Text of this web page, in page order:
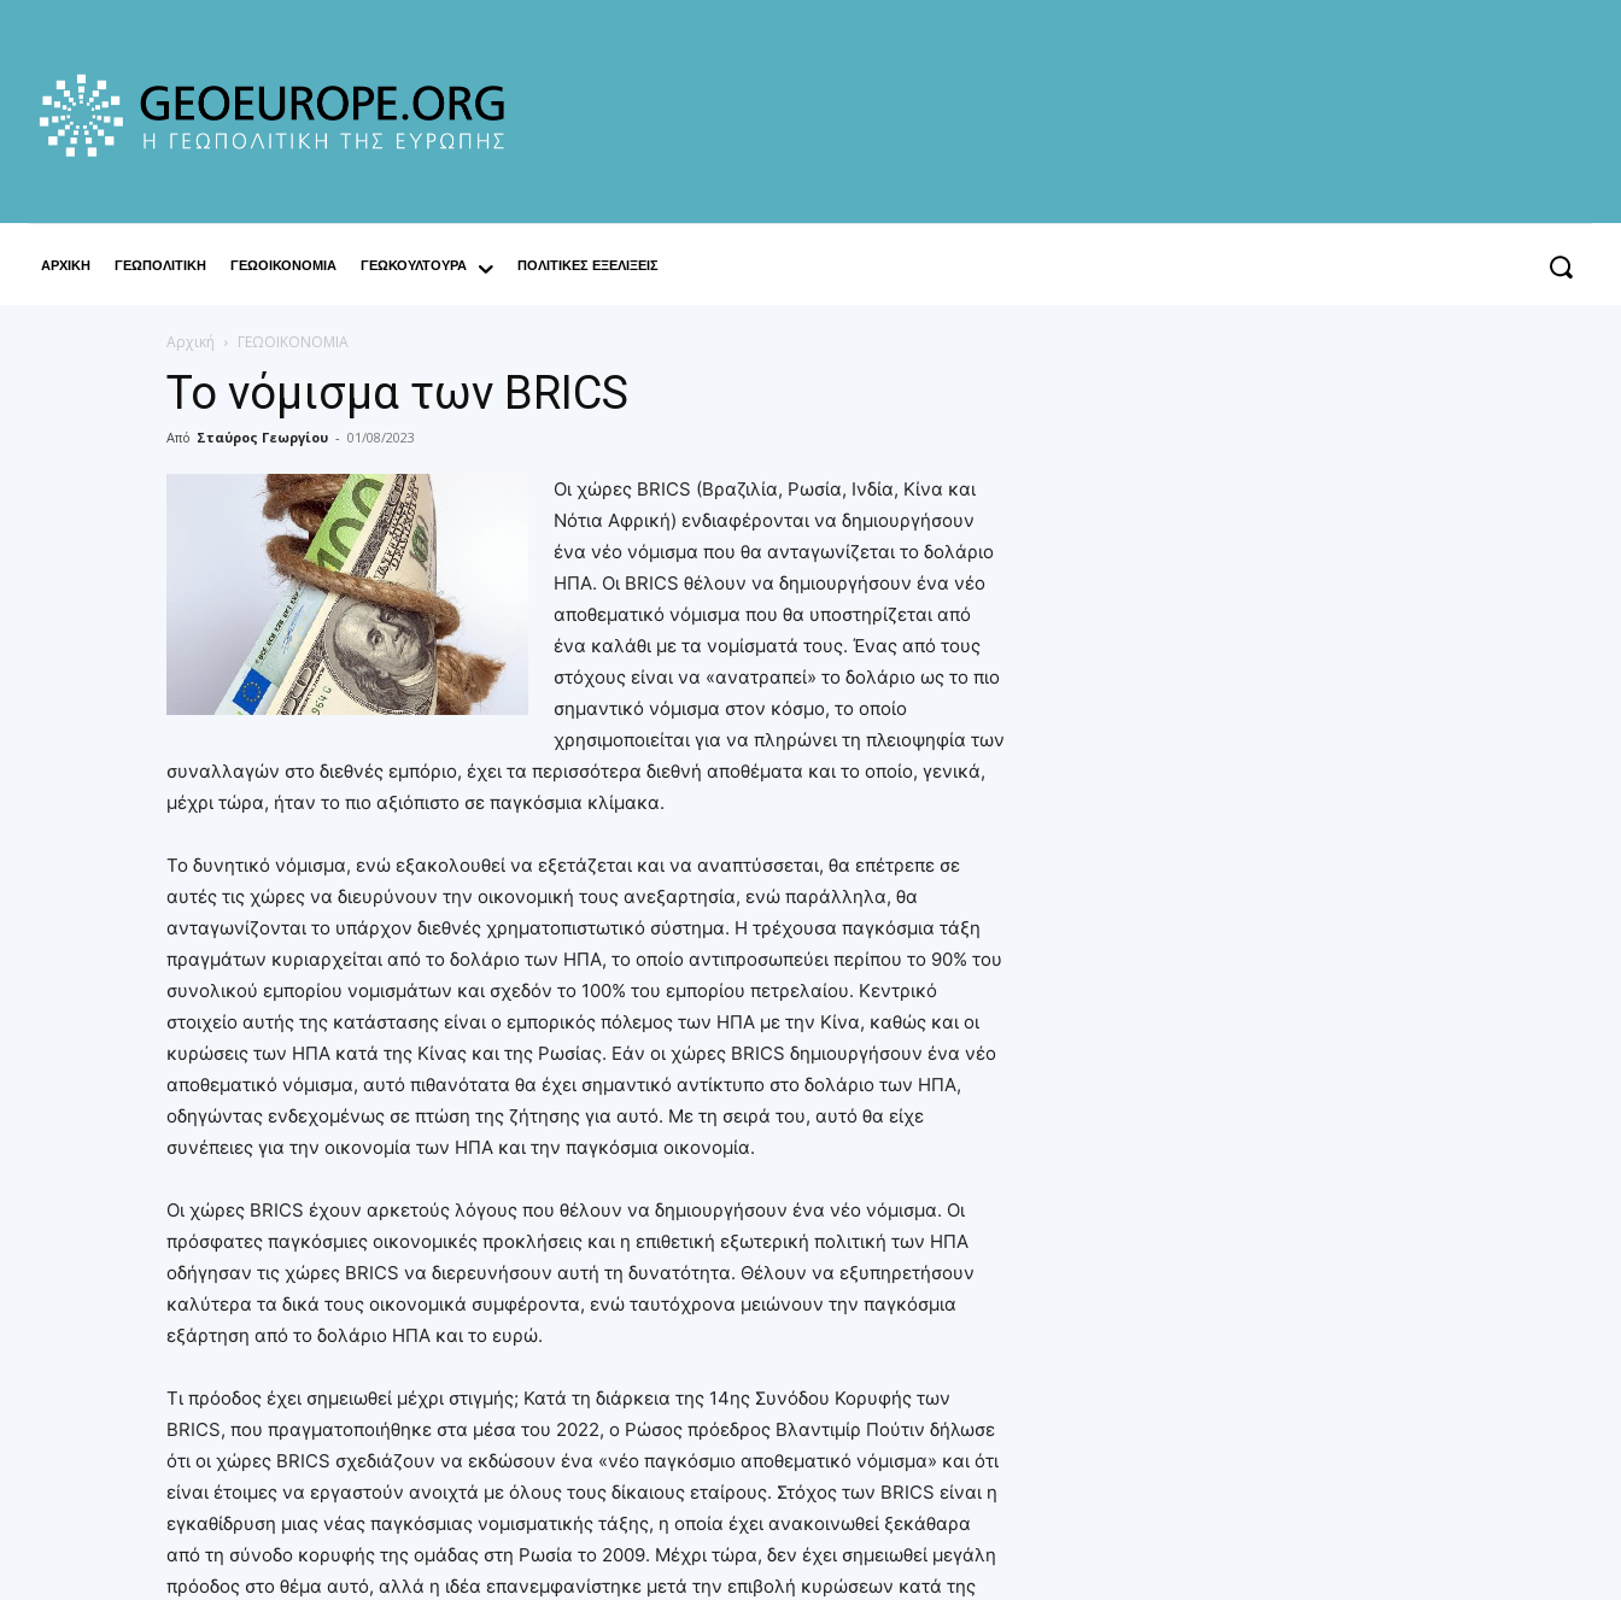
ΑΡΧΙΚΗ ΓΕΩΠΟΛΙΤΙΚΗ ΓΕΩΟΙΚΟΝΟΜΙΑ ΓΕΩΚΟΥΛΤΟΥΡΑ ΠΟΛΙΤΙΚΕΣ ΕΞΕΛΙΞΕΙΣ
Αρχική ΓΕΩΟΙΚΟΝΟΜΙΑ
Το νόμισμα των BRICS
Από Σταύρος Γεωργίου - 01/08/2023
Οι χώρες BRICS (Βραζιλία, Ρωσία, Ινδία, Κίνα και
Νότια Αφρική) ενδιαφέρονται να δημιουργήσουν
ένα νέο νόμισμα που θα ανταγωνίζεται το δολάριο
ΗΠΑ. Οι BRICS θέλουν να δημιουργήσουν ένα νέο
αποθεματικό νόμισμα που θα υποστηρίζεται από
ένα καλάθι με τα νομίσματά τους. Ένας από τους
στόχους είναι να «ανατραπεί» το δολάριο ως το πιο
σημαντικό νόμισμα στον κόσμο, το οποίο
χρησιμοποιείται για να πληρώνει τη πλειοψηφία των
συναλλαγών στο διεθνές εμπόριο, έχει τα περισσότερα διεθνή αποθέματα και το οποίο, γενικά,
μέχρι τώρα, ήταν το πιο αξιόπιστο σε παγκόσμια κλίμακα.
Το δυνητικό νόμισμα, ενώ εξακολουθεί να εξετάζεται και να αναπτύσσεται, θα επέτρεπε σε
αυτές τις χώρες να διευρύνουν την οικονομική τους ανεξαρτησία, ενώ παράλληλα, θα
ανταγωνίζονται το υπάρχον διεθνές χρηματοπιστωτικό σύστημα. Η τρέχουσα παγκόσμια τάξη
πραγμάτων κυριαρχείται από το δολάριο των ΗΠΑ, το οποίο αντιπροσωπεύει περίπου το 90% του
συνολικού εμπορίου νομισμάτων και σχεδόν το 100% του εμπορίου πετρελαίου. Κεντρικό
στοιχείο αυτής της κατάστασης είναι ο εμπορικός πόλεμος των ΗΠΑ με την Κίνα, καθώς και οι
κυρώσεις των ΗΠΑ κατά της Κίνας και της Ρωσίας. Εάν οι χώρες BRICS δημιουργήσουν ένα νέο
αποθεματικό νόμισμα, αυτό πιθανότατα θα έχει σημαντικό αντίκτυπο στο δολάριο των ΗΠΑ,
οδηγώντας ενδεχομένως σε πτώση της ζήτησης για αυτό. Με τη σειρά του, αυτό θα είχε
συνέπειες για την οικονομία των ΗΠΑ και την παγκόσμια οικονομία.
Οι χώρες BRICS έχουν αρκετούς λόγους που θέλουν να δημιουργήσουν ένα νέο νόμισμα. Οι
πρόσφατες παγκόσμιες οικονομικές προκλήσεις και η επιθετική εξωτερική πολιτική των ΗΠΑ
οδήγησαν τις χώρες BRICS να διερευνήσουν αυτή τη δυνατότητα. Θέλουν να εξυπηρετήσουν
καλύτερα τα δικά τους οικονομικά συμφέροντα, ενώ ταυτόχρονα μειώνουν την παγκόσμια
εξάρτηση από το δολάριο ΗΠΑ και το ευρώ.
Τι πρόοδος έχει σημειωθεί μέχρι στιγμής; Κατά τη διάρκεια της 14ης Συνόδου Κορυφής των
BRICS, που πραγματοποιήθηκε στα μέσα του 2022, ο Ρώσος πρόεδρος Βλαντιμίρ Πούτιν δήλωσε
ότι οι χώρες BRICS σχεδιάζουν να εκδώσουν ένα «νέο παγκόσμιο αποθεματικό νόμισμα» και ότι
είναι έτοιμες να εργαστούν ανοιχτά με όλους τους δίκαιους εταίρους. Στόχος των BRICS είναι η
εγκαθίδρυση μιας νέας παγκόσμιας νομισματικής τάξης, η οποία έχει ανακοινωθεί ξεκάθαρα
από τη σύνοδο κορυφής της ομάδας στη Ρωσία το 2009. Μέχρι τώρα, δεν έχει σημειωθεί μεγάλη
πρόοδος στο θέμα αυτό, αλλά η ιδέα επανεμφανίστηκε μετά την επιβολή κυρώσεων κατά της